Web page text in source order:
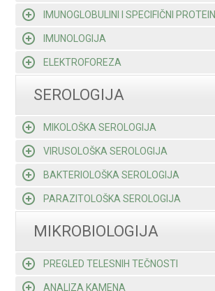
IMUNOGLOBULINI I SPECIFIČNI PROTEINI
IMUNOLOGIJA
ELEKTROFOREZA
SEROLOGIJA
MIKOLOŠKA SEROLOGIJA
VIRUSOLOŠKA SEROLOGIJA
BAKTERIOLOŠKA SEROLOGIJA
PARAZITOLOŠKA SEROLOGIJA
MIKROBIOLOGIJA
PREGLED TELESNIH TEČNOSTI
ANALIZA KAMENA